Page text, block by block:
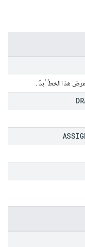
هذا الخطأ أبدًا.